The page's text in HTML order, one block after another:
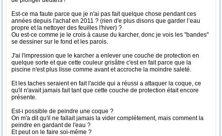
Est-ce ma faute parce que je n'ai pas fait quelque chose pendant ces
années depuis l'achat en 2011 ? (rien d'e plus disons que garder l’eau
propre et la nettoyer des feuilles l'hiver) ?
Ou est-ce comme je le crois à cause du karcher, donc je vois les "bandes"
se dessiner sur le fond et les parois.
J'ai l'impression que le karcher a enlever une couche de protection en
quelque sorte et que cette couleur grisâtre c'est en fait parce que la
piscine n'est plus lisse comme avant et accroche la moindre saleté.
Et les taches seraient en fait l'acide qui a réussi a attaquer la coque, ce
qu'il n'avait jamais fait tant que cette couche de protection était encore
présente.
Est-i possible de peindre une coque ?
On m'a dit qu'il ne fallait jamais la vider complétement, mais comment la
peindre en gardant de l'eau ?
Et peut on le faire soi-même ?